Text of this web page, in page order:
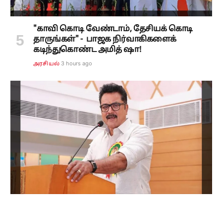
"காவி கொடி வேண்டாம், தேசியக் கொடி
தாருங்கள்" - பாஜக நிர்வாகிகளைக்
கடிந்துகொண்ட அமித் ஷா!
அரசியல் 3 hours ago